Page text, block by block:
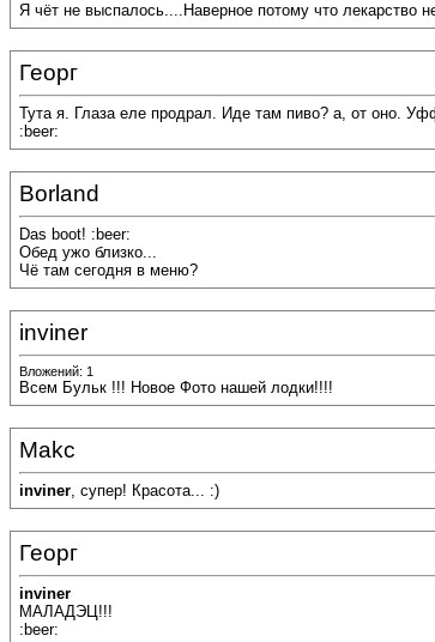
Я чёт не выспалось....Наверное потому что лекарство
Георг
Тута я. Глаза еле продрал. Иде там пиво? а, от оно.
:beer:
Borland
Das boot! :beer:
Обед ужо близко...
Чё там сегодня в меню?
inviner
Вложений: 1
Всем Бульк !!! Новое Фото нашей лодки!!!!
Makc
inviner, супер! Красота... :)
Георг
inviner
МАЛАДЭЦ!!!
:beer: